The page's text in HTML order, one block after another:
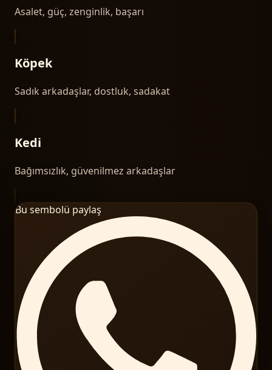
Asalet, güç, zenginlik, başarı
Köpek
Sadık arkadaşlar, dostluk, sadakat
Kedi
Bağımsızlık, güvenilmez arkadaşlar
Bu sembolü paylaş